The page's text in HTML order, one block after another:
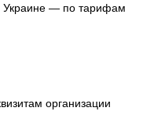
Украине — по тарифам
организации